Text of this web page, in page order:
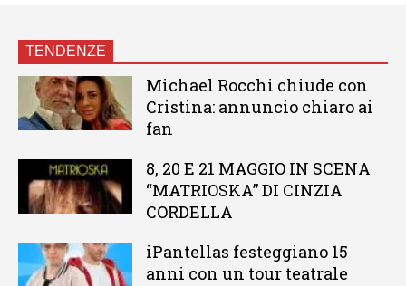
TENDENZE
Michael Rocchi chiude con
Cristina: annuncio chiaro ai
fan
8, 20 E 21 MAGGIO IN SCENA
“MATRIOSKA” DI CINZIA
CORDELLA
iPantellas festeggiano 15
anni con un tour teatrale